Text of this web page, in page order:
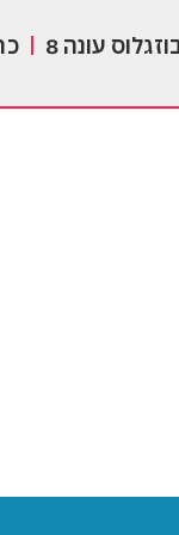
עונה 8